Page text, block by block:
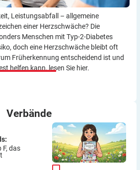
Leistungsabfall – allgemeine
einer Herzschwäche? Die
Menschen mit Typ-2-Diabetes
doch eine Herzschwäche bleibt oft
Früherkennung entscheidend ist und
helfen kann, lesen Sie hier.
Verbände
F, das